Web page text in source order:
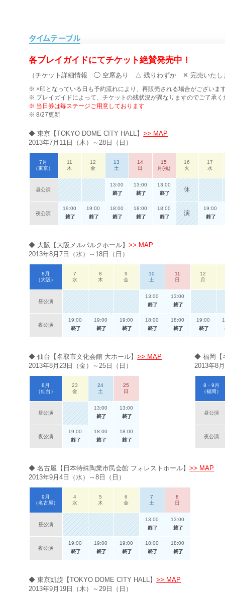
各プレイガイドにてチケット絶賛発売中！
（チケット詳細情報 ◯ 空席あり △ 残りわずか ✕ 完売いたし
※ ×印となっている日も予約流れにより、再販売される場合がございま
※ プレイガイドによって、チケットの残状況が異なりますのでご了承く
※ 当日券は毎ステージご用意しております
※ 8/27更新
◆ 東京【TOKYO DOME CITY HALL】>> MAP
2013年7月11日（木）～28日（日）
7月
（東京）
11
木
12
金
13
土
14
日
15
月(祝)
16
火
17
水
昼公演
13:00 13:00 13:00
休
夜公演
19:00 19:00 18:00 18:00 18:00
演
19:00
◆ 大阪【大阪メルパルクホール】>> MAP
2013年8月7日（水）～18日（日）
8月
（大阪）
7
水
8
木
9
金
10
土
11
日
12
月
昼公演
13:00 13:00
夜公演
19:00 19:00 19:00 18:00 18:00 19:00
◆ 仙台【名取市文化会館 大ホール】>> MAP
2013年8月23日（金）～25日（日）
8月
（仙台）
23
金
24
土
25
日
昼公演
13:00 13:00
夜公演
19:00 18:00 18:00
◆ 福岡【
2013年8
8・9月
（福岡）
昼公演
夜公演
◆名古屋 【日本特殊陶業市民会館 フォレストホール】>> MAP
2013年9月4日（水）～8日（日）
9月
（名古屋）
4
水
5
木
6
金
7
土
8
日
昼公演
13:00 13:00
夜公演
19:00 19:00 19:00 18:00 18:00
◆ 東京凱旋【TOKYO DOME CITY HALL】>> MAP
2013年9月19日（木）～29日（日）